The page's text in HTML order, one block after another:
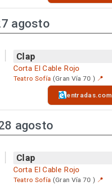
agosto
Clap
Corta El Cable Rojo
Teatro Sofía (Gran Vía 70 ) 📍
entradas.com
agosto
Clap
Corta El Cable Rojo
Teatro Sofía (Gran Vía 70 ) 📍